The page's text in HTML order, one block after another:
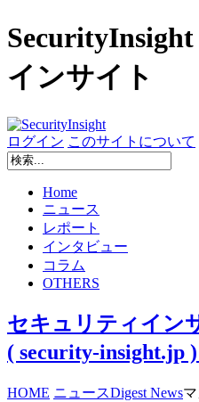
インサイト
ログイン このサイトについて
Home
ニュース
レポート
インタビュー
コラム
OTHERS
セキュリティイン
( security-insight.jp
HOME ニュースDigest News